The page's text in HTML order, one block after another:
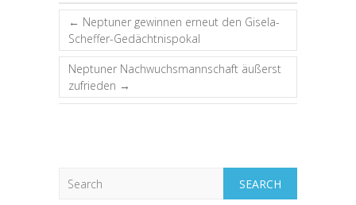
← Neptuner gewinnen erneut den Gisela-
Scheffer-Gedächtnispokal
Neptuner Nachwuchsmannschaft äußerst
zufrieden →
Search